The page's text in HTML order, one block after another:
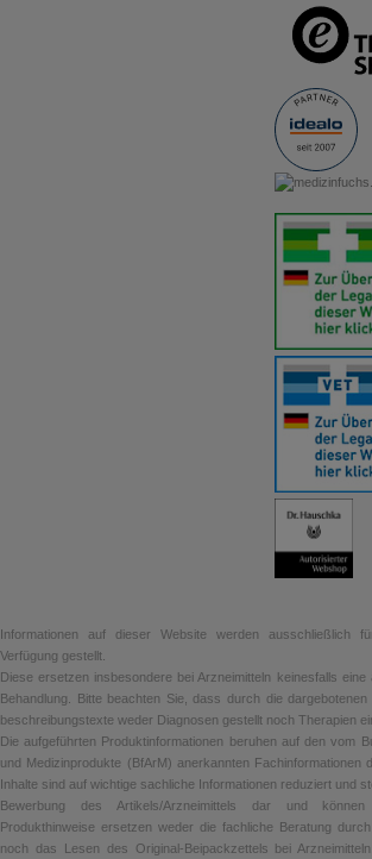
Informationen auf dieser Website werden ausschließlich
Verfügung gestellt.
Diese ersetzen insbesondere bei Arzneimitteln keinesfalls
Behandlung. Bitte beachten Sie, dass durch die
beschreibungstexte weder Diagnosen gestellt noch Therapien
Die aufgeführten Produktinformationen beruhen auf den vom
und Medizinprodukte (BfArM) anerkannten Fachinformationen
Inhalte sind auf wichtige sachliche Informationen reduziert und
Bewerbung des Artikels/Arzneimittels dar und
Produkthinweise ersetzen weder die fachliche Beratung
noch das Lesen des Original-Beipackzettels bei